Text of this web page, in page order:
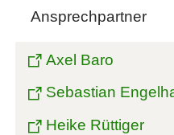
Ansprechpartner
Axel Baro
Sebastian
Heike Rüttiger